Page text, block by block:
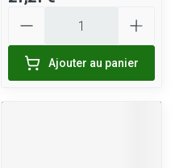
Ajouter au panier